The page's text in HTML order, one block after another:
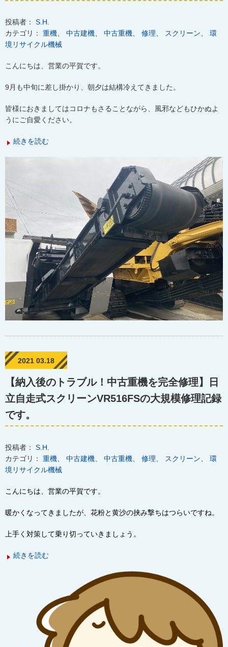
投稿者： S.H.
カテゴリ： 重機、 中古建機、 中古重機、 修理、 スクリーン、 環
境リサイクル機械
こんにちは、営業の平賀です。
9月も中旬に差し掛かり、朝夕は結構冷えてきました。
皆様におきましてはコロナもさることながら、風邪などもひかぬよ
うにご自愛ください。
続きを読む
2021 03.18
【納入後のトラブル！中古重機を完全修理】日
立自走式スクリーンVR516FSの大規模修理記録
です。
投稿者： S.H.
カテゴリ： 重機、 中古建機、 中古重機、 修理、 スクリーン、 環
境リサイクル機械
こんにちは、営業の平賀です。
暖かくなってきましたが、花粉と黄沙の挟み撃ちはつらいですね。
上手く対策して乗り切っていきましょう。
続きを読む